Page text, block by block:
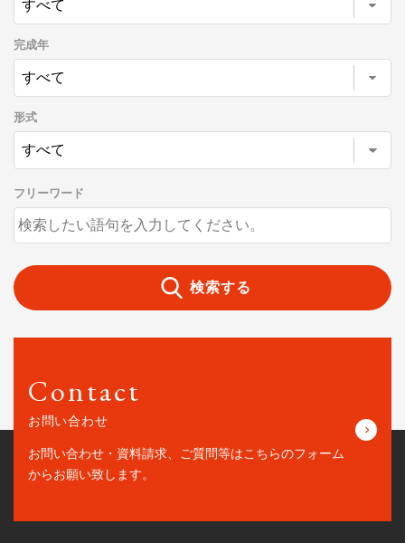
完成年
形式
フリーワード
検索する
Contact
お問い合わせ
お問い合わせ・資料請求、ご質問等はこちらのフォーム
からお願い致します。